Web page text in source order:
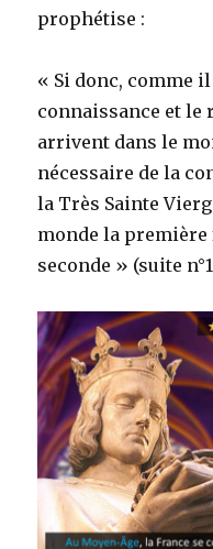
prophétise :
« Si donc, comme
connaissance et le
arrivent dans le
nécessaire de la
la Très Sainte
monde la
seconde » (suite